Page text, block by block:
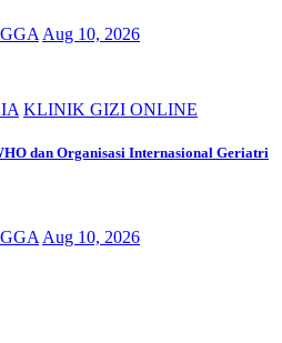
Aug 10, 2026
KLINIK GIZI ONLINE
dan Organisasi Internasional Geriatri
Aug 10, 2026